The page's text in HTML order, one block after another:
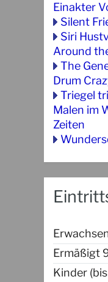
Einakter
Silent
Siri
Around
The
Drum
Triegel
Malen im
Zeiten
Ermäßigt
Kinder